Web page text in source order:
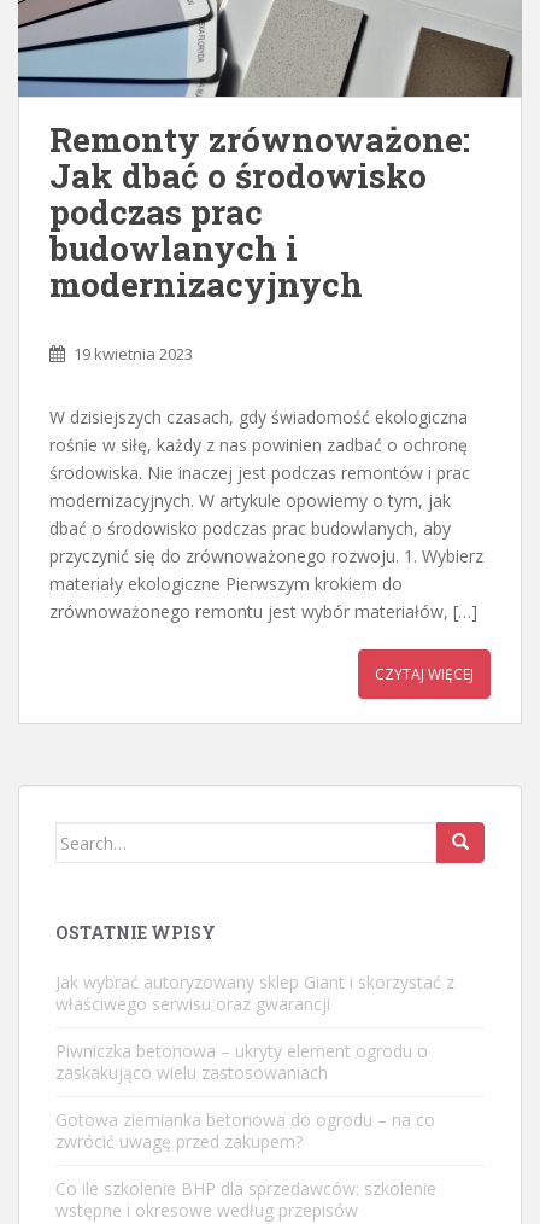
Remonty zrównoważone:
Jak dbać o środowisko
podczas prac
budowlanych i
modernizacyjnych
19 kwietnia 2023
W dzisiejszych czasach, gdy świadomość ekologiczna
rośnie w siłę, każdy z nas powinien zadbać o ochronę
środowiska. Nie inaczej jest podczas remontów i prac
modernizacyjnych. W artykule opowiemy o tym, jak
dbać o środowisko podczas prac budowlanych, aby
przyczynić się do zrównoważonego rozwoju. 1. Wybierz
materiały ekologiczne Pierwszym krokiem do
zrównoważonego remontu jest wybór materiałów, […]
CZYTAJ WIĘCEJ
Search
OSTATNIE WPISY
Jak wybrać autoryzowany sklep Giant i skorzystać z
właściwego serwisu oraz gwarancji
Piwniczka betonowa – ukryty element ogrodu o
zaskakująco wielu zastosowaniach
Gotowa ziemianka betonowa do ogrodu – na co
zwrócić uwagę przed zakupem?
Co ile szkolenie BHP dla sprzedawców: szkolenie
wstępne i okresowe według przepisów